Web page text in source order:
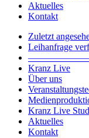
Aktuelles
Kontakt
Zuletzt
Leihanfrage
Kranz Live
Über uns
Kranz Live
Aktuelles
Kontakt